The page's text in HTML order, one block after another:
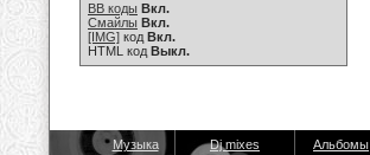
BB коды Вкл.
Смайлы Вкл.
[IMG] код Вкл.
HTML код Выкл.
Музыка Dj mixes Альбомы